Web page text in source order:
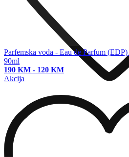
Parfemska voda - Eau de Parfum (EDP)
90ml
190 KM - 120 KM
Akcija